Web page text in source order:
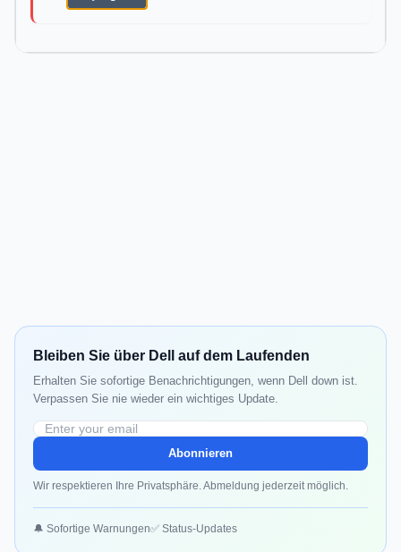
Bleiben Sie über Dell auf dem Laufenden
Erhalten Sie sofortige Benachrichtigungen, wenn Dell down ist.
Verpassen Sie nie wieder ein wichtiges Update.
Abonnieren
Wir respektieren Ihre Privatsphäre. Abmeldung jederzeit möglich.
🔔 Sofortige Warnungen✅ Status-Updates